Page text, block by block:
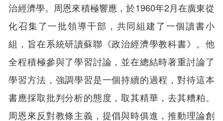
治經濟學。周恩來積極響應，於1960年2月在廣東從
化召集了一批領導干部，共同組建了一個讀書小
組，旨在系統研讀蘇聯《政治經濟學教科書》。他
全程積極參與了學習討論，並在總結時著重討論了
學習方法，強調學習是一個持續的過程，對待這本
書應採取批判分析的態度，取其精華，去其糟粕。
周恩來反對教條主義，提倡與時俱進，推動理論創